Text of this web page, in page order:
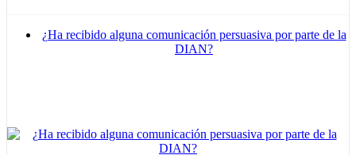
¿Ha recibido alguna comunicación persuasiva por parte de la
DIAN?